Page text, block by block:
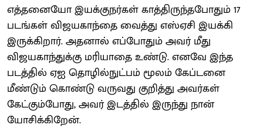
எத்தனையோ இயக்குநர்கள் காத்திருந்தபோதும் 17
படங்கள் விஜயகாந்தை வைத்து எஸ்ஏசி இயக்கி
இருக்கிறார். அதனால் எப்போதும் அவர் மீது
விஜயகாந்துக்கு மரியாதை உண்டு. எனவே இந்த
படத்தில் ஏஐ தொழில்நுட்பம் மூலம் கேப்டனை
மீண்டும் கொண்டு வருவது குறித்து அவர்கள்
கேட்கும்போது, அவர் இடத்தில் இருந்து நான்
யோசிக்கிறேன்.